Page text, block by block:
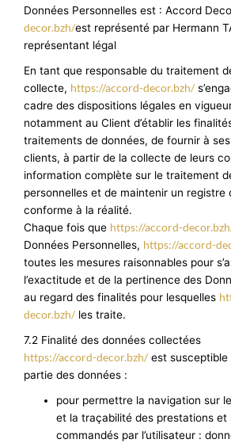
Données Personnelles est : Accord
decor.bzh/est représenté par Hermann
représentant légal
En tant que responsable du traitement
collecte, https://accord-decor.bzh/
cadre des dispositions légales en
notamment au Client d’établir les
traitements de données, de fournir à
clients, à partir de la collecte de leurs
information complète sur le traitement
personnelles et de maintenir un registre
conforme à la réalité.
Chaque fois que https://accord-
Données Personnelles, https://accord-
toutes les mesures raisonnables pour
l’exactitude et de la pertinence des
au regard des finalités pour lesquelles
decor.bzh/ les traite.
7.2 Finalité des données collectées
https://accord-decor.bzh/ est
partie des données :
pour permettre la navigation sur
et la traçabilité des prestations et
commandés par l’utilisateur :